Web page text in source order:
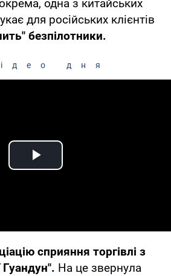
одна з китайських
для російських клієнтів
безпілотники.
дня
Play Video
сприяння торгівлі з
Гуандун". На це звернула